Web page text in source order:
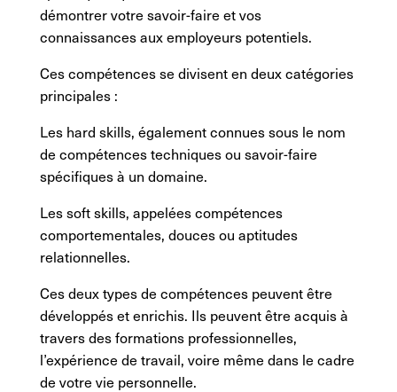
démontrer votre savoir-faire et vos
connaissances aux employeurs potentiels.
Ces compétences se divisent en deux catégories
principales :
Les hard skills, également connues sous le nom
de compétences techniques ou savoir-faire
spécifiques à un domaine.
Les soft skills, appelées compétences
comportementales, douces ou aptitudes
relationnelles.
Ces deux types de compétences peuvent être
développés et enrichis. Ils peuvent être acquis à
travers des formations professionnelles,
l’expérience de travail, voire même dans le cadre
de votre vie personnelle.